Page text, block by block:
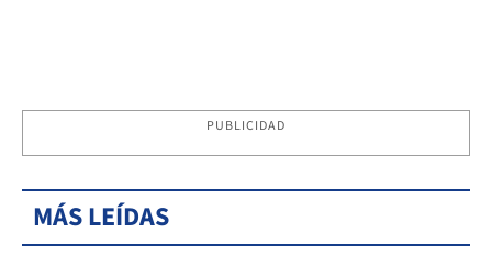
PUBLICIDAD
MÁS LEÍDAS